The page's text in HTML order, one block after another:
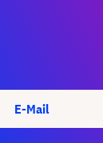
E-Mail